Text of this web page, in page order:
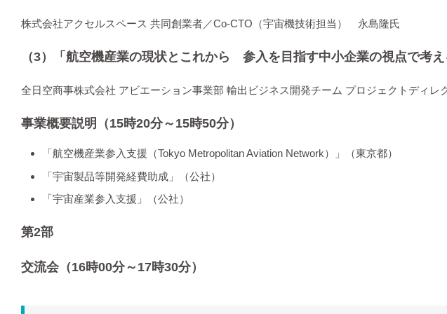
株式会社アクセルスペース 共同創業者／Co-CTO（宇宙機技術担当） 永島隆氏
（3）「航空機産業の現状とこれから 参入を目指す中小企業の視点で考え
全日空商事株式会社 アビエーション事業部 輸出ビジネス開発チーム プロジェクトディ
事業概要説明（15時20分～15時50分）
「航空機産業参入支援（Tokyo Metropolitan Aviation Network）」（東京都）
「宇宙製品等開発経費助成」（公社）
「宇宙産業参入支援」（公社）
第2部
交流会（16時00分～17時30分）